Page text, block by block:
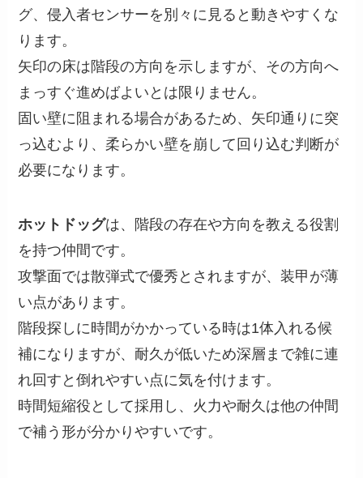
グ、侵入者センサーを別々に見ると動きやすくな
ります。
矢印の床は階段の方向を示しますが、その方向へ
まっすぐ進めばよいとは限りません。
固い壁に阻まれる場合があるため、矢印通りに突
っ込むより、柔らかい壁を崩して回り込む判断が
必要になります。
ホットドッグは、階段の存在や方向を教える役割
を持つ仲間です。
攻撃面では散弾式で優秀とされますが、装甲が薄
い点があります。
階段探しに時間がかかっている時は1体入れる候
補になりますが、耐久が低いため深層まで雑に連
れ回すと倒れやすい点に気を付けます。
時間短縮役として採用し、火力や耐久は他の仲間
で補う形が分かりやすいです。